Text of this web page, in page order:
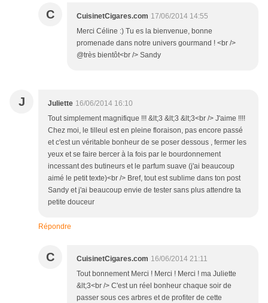
C CuisinetCigares.com 17/06/2014 14:55
Merci Céline :) Tu es la bienvenue, bonne
promenade dans notre univers gourmand ! <br />
@très bientôt<br /> Sandy
J Juliette 16/06/2014 16:10
Tout simplement magnifique !!! &lt;3 &lt;3 &lt;3<br /> J'aime !!!!
Chez moi, le tilleul est en pleine floraison, pas encore passé
et c'est un véritable bonheur de se poser dessous , fermer les
yeux et se faire bercer à la fois par le bourdonnement
incessant des butineurs et le parfum suave (j'ai beaucoup
aimé le petit texte)<br /> Bref, tout est sublime dans ton post
Sandy et j'ai beaucoup envie de tester sans plus attendre ta
petite douceur
Répondre
C CuisinetCigares.com 16/06/2014 21:11
Tout bonnement Merci ! Merci ! Merci ! ma Juliette
&lt;3<br /> C'est un réel bonheur chaque soir de
passer sous ces arbres et de profiter de cette